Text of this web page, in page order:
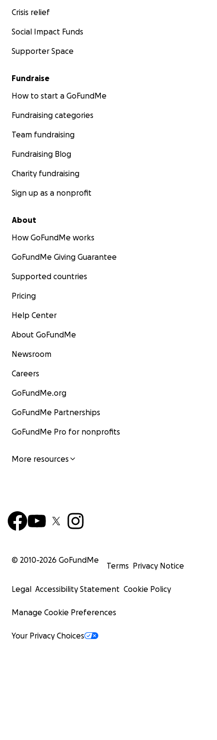
Crisis relief
Social Impact Funds
Supporter Space
Fundraise
How to start a GoFundMe
Fundraising categories
Team fundraising
Fundraising Blog
Charity fundraising
Sign up as a nonprofit
About
How GoFundMe works
GoFundMe Giving Guarantee
Supported countries
Pricing
Help Center
About GoFundMe
Newsroom
Careers
GoFundMe.org
GoFundMe Partnerships
GoFundMe Pro for nonprofits
More resources
© 2010-2026 GoFundMe
Terms Privacy Notice
Legal Accessibility Statement Cookie Policy
Manage Cookie Preferences
Your Privacy Choices